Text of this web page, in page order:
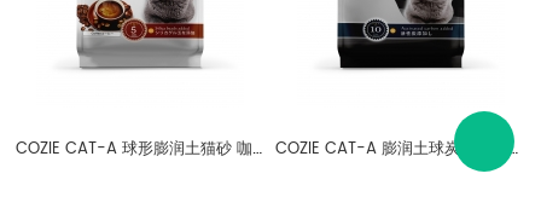
COZIE CAT-A 球形膨润土猫砂 咖啡香 1-3.5mm COZIE CAT-A 膨润土球炭砂 1-3.5mm